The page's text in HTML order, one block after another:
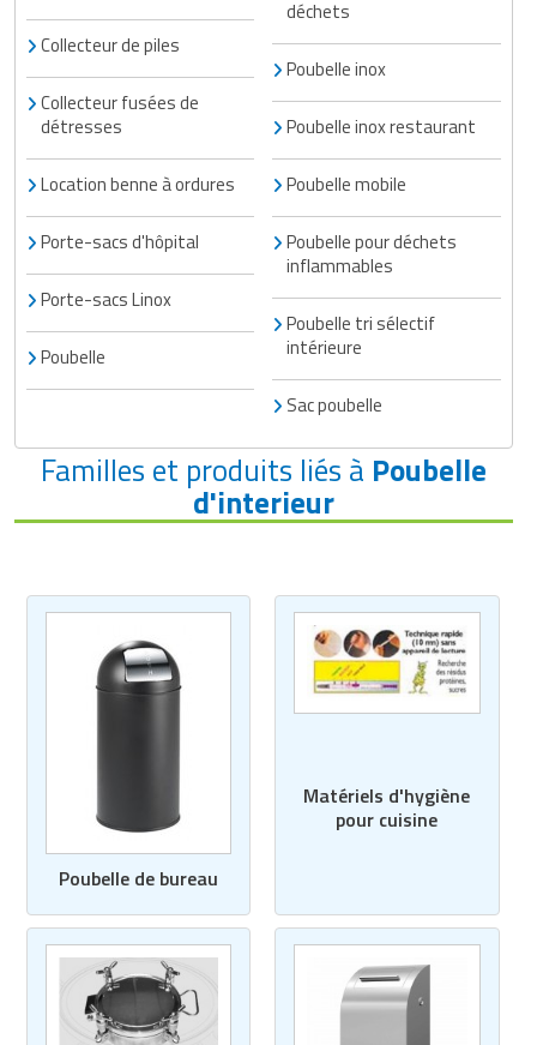
Collecteur de piles
Collecteur fusées de
détresses
Location benne à ordures
Porte-sacs d'hôpital
Porte-sacs Linox
Poubelle
déchets
Poubelle inox
Poubelle inox restaurant
Poubelle mobile
Poubelle pour déchets
inflammables
Poubelle tri sélectif
intérieure
Sac poubelle
Familles et produits liés à Poubelle
d'interieur
Poubelle de bureau
Matériels d'hygiène
pour cuisine